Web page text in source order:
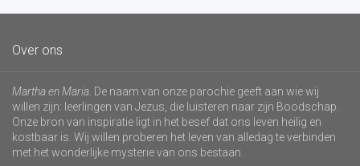
Over ons
Martha en Maria . De naam van onze parochie geeft aan wie wij
willen zijn: leerlingen van Jezus, die luisteren naar zijn Boodschap.
Onze bron van inspiratie ligt in het besef dat ons leven heilig en
kostbaar is. Wij willen proberen het leven van alledag te verbinden
met het wonderlijke mysterie van ons bestaan.